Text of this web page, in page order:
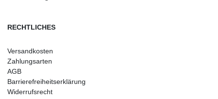
RECHTLICHES
Versandkosten
Zahlungsarten
AGB
Barrierefreiheitserklärung
Widerrufsrecht